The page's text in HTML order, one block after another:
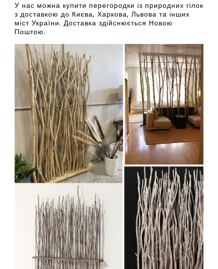
У нас можна купити перегородки із природних гілок
з доставкою до Києва, Харкова, Львова та інших
міст України. Доставка здійснюється Новою
Поштою.